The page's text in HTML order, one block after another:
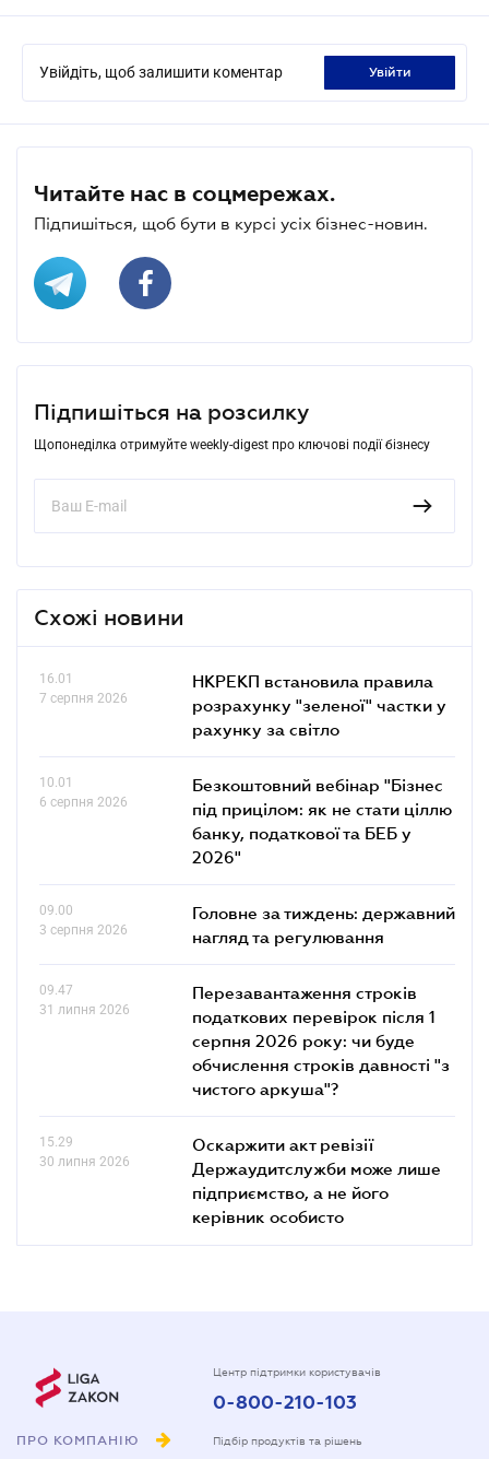
Увійдіть, щоб залишити коментар увійти
Читайте нас в соцмережах.
Підпишіться, щоб бути в курсі усіх бізнес-новин.
Підпишіться на розсилку
Щопонеділка отримуйте weekly-digest про ключові події бізнесу
Схожі новини
16.01
7 серпня 2026
НКРЕКП встановила правила
розрахунку "зеленої" частки у
рахунку за світло
10.01
6 серпня 2026
Безкоштовний вебінар "Бізнес
під прицілом: як не стати ціллю
банку, податкової та БЕБ у
2026"
09.00
3 серпня 2026
Головне за тиждень: державний
нагляд та регулювання
09.47
31 липня 2026
Перезавантаження строків
податкових перевірок після 1
серпня 2026 року: чи буде
обчислення строків давності "з
чистого аркуша"?
15.29
30 липня 2026
Оскаржити акт ревізії
Держаудитслужби може лише
підприємство, а не його
керівник особисто
ПРО КОМПАНІЮ
Центр підтримки користувачів
0-800-210-103
Підбір продуктів та рішень